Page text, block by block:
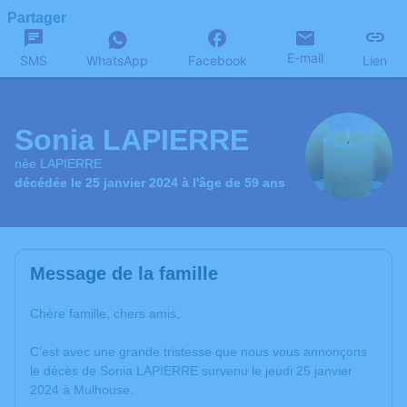
Partager
SMS WhatsApp Facebook E-mail Lien
Sonia LAPIERRE
née LAPIERRE
décédée le 25 janvier 2024 à l'âge de 59 ans
Message de la famille
Chère famille, chers amis,
C’est avec une grande tristesse que nous vous annonçons
le décès de Sonia LAPIERRE survenu le jeudi 25 janvier
2024 à Mulhouse.